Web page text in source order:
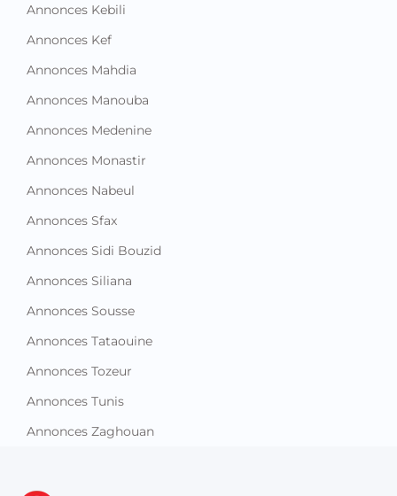
Annonces Kebili
Annonces Kef
Annonces Mahdia
Annonces Manouba
Annonces Medenine
Annonces Monastir
Annonces Nabeul
Annonces Sfax
Annonces Sidi Bouzid
Annonces Siliana
Annonces Sousse
Annonces Tataouine
Annonces Tozeur
Annonces Tunis
Annonces Zaghouan